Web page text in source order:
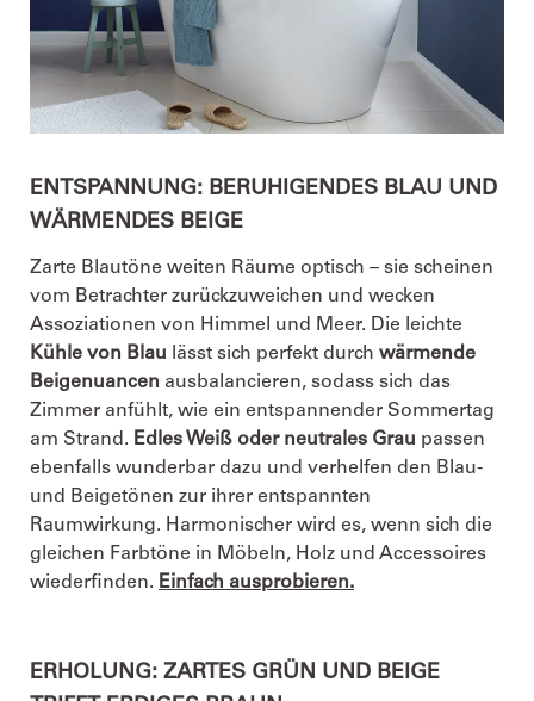
ENTSPANNUNG: BERUHIGENDES BLAU UND
WÄRMENDES BEIGE
Zarte Blautöne weiten Räume optisch – sie scheinen
vom Betrachter zurückzuweichen und wecken
Assoziationen von Himmel und Meer. Die leichte
Kühle von Blau lässt sich perfekt durch wärmende
Beigenuancen ausbalancieren, sodass sich das
Zimmer anfühlt, wie ein entspannender Sommertag
am Strand. Edles Weiß oder neutrales Grau passen
ebenfalls wunderbar dazu und verhelfen den Blau-
und Beigetönen zur ihrer entspannten
Raumwirkung. Harmonischer wird es, wenn sich die
gleichen Farbtöne in Möbeln, Holz und Accessoires
wiederfinden. Einfach ausprobieren.
ERHOLUNG: ZARTES GRÜN UND BEIGE